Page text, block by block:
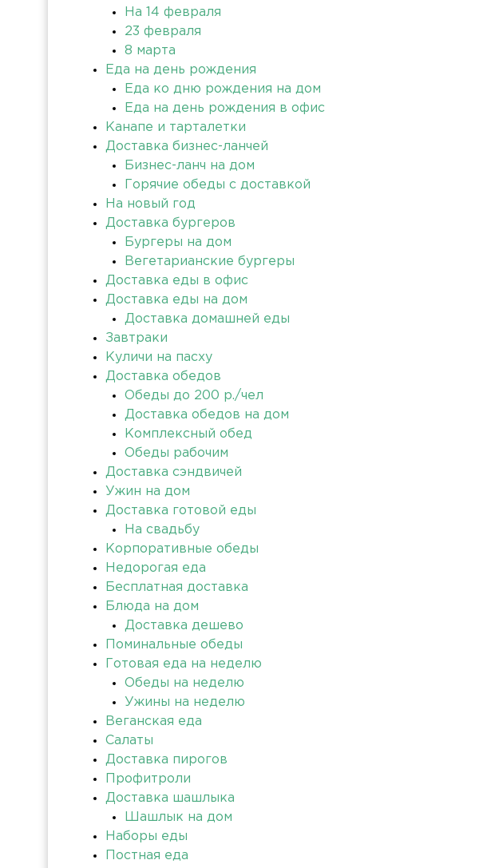
На 14 февраля
23 февраля
8 марта
Еда на день рождения
Еда ко дню рождения на дом
Еда на день рождения в офис
Канапе и тарталетки
Доставка бизнес-ланчей
Бизнес-ланч на дом
Горячие обеды с доставкой
На новый год
Доставка бургеров
Бургеры на дом
Вегетарианские бургеры
Доставка еды в офис
Доставка еды на дом
Доставка домашней еды
Завтраки
Куличи на пасху
Доставка обедов
Обеды до 200 р./чел
Доставка обедов на дом
Комплексный обед
Обеды рабочим
Доставка сэндвичей
Ужин на дом
Доставка готовой еды
На свадьбу
Корпоративные обеды
Недорогая еда
Бесплатная доставка
Блюда на дом
Доставка дешево
Поминальные обеды
Готовая еда на неделю
Обеды на неделю
Ужины на неделю
Веганская еда
Салаты
Доставка пирогов
Профитроли
Доставка шашлыка
Шашлык на дом
Наборы еды
Постная еда